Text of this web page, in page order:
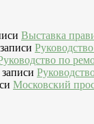
Выставка
по
Московский